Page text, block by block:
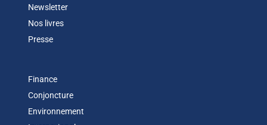
Newsletter
Nos livres
Presse
Finance
Conjoncture
Environnement